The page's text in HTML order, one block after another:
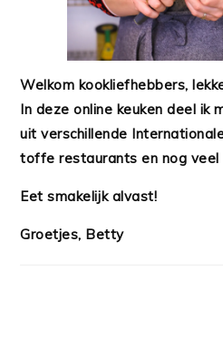
Welkom kookliefhebbers,
In deze online keuken deel ik
uit verschillende
toffe restaurants en nog veel
Eet smakelijk alvast!
Groetjes, Betty